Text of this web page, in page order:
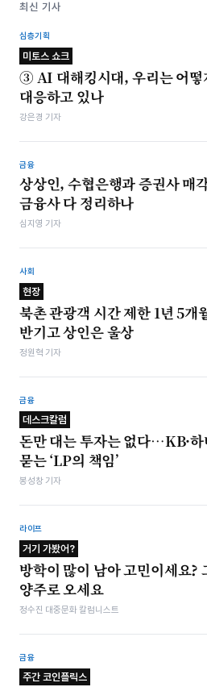
최신 기사
심층기획
미토스 쇼크
③ AI 대해킹시대, 우리는 어떻
대응하고 있나
강은경 기자
금융
상상인, 수협은행과 증권사 매
금융사 다 정리하나
심지영 기자
사회
현장
북촌 관광객 시간 제한 1년 5개
반기고 상인은 울상
정원혁 기자
금융
데스크칼럼
돈만 대는 투자는 없다…KB·
묻는 ‘LP의 책임’
봉성창 기자
라이프
거기 가봤어?
방학이 많이 남아 고민이세요?
양주로 오세요
정수진 대중문화 칼럼니스트
금융
주간 코인플릭스